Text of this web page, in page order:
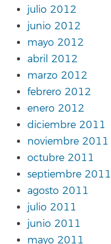
julio 2012
junio 2012
mayo 2012
abril 2012
marzo 2012
febrero 2012
enero 2012
diciembre 2011
noviembre 2011
octubre 2011
septiembre 2011
agosto 2011
julio 2011
junio 2011
mayo 2011